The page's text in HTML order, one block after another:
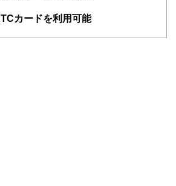
、宅地建物取引士、相続診断士、住宅ローンア
カードを利用可能